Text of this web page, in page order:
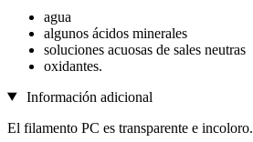
agua
algunos ácidos minerales
soluciones acuosas de sales neutras
oxidantes.
Información adicional
El filamento PC es transparente e incoloro.